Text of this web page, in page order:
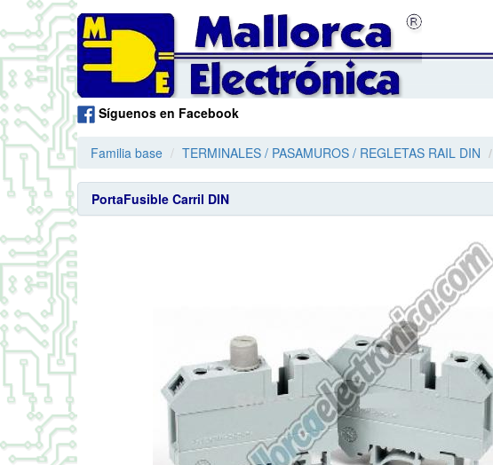
Síguenos en Facebook
Familia base TERMINALES / PASAMUROS / REGLETAS RAIL DIN
PortaFusible Carril DIN